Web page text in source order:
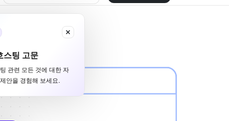
스팅 고문
관련 모든 것에 대한 자
안을 경험해 보세요.